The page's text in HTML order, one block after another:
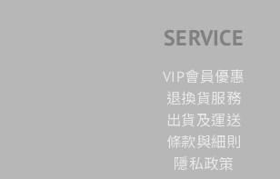
SERVICE
VIP會員優惠
退換貨服務
出貨及運送
條款與細則
隱私政策